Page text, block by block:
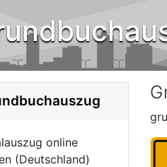
online
(Deutschland)